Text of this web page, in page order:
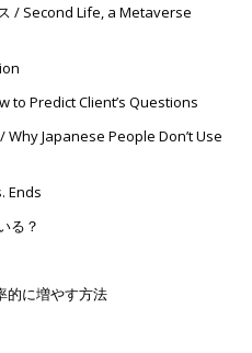
/ Second Life, a Metaverse
to Predict Client’s Questions
Japanese People Don’t Use
Ends
る？
的に増やす方法